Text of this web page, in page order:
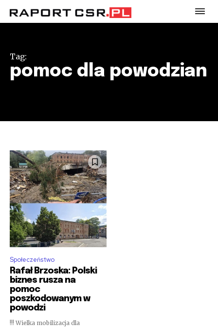
Tag:
pomoc dla powodzian
Społeczeństwo
Rafał Brzoska: Polski
biznes rusza na
pomoc
poszkodowanym w
powodzi
!!! Wielka mobilizacja dla